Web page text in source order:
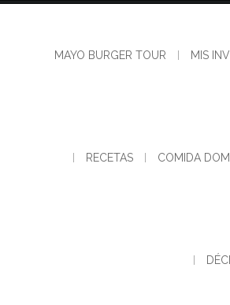
MAYO BURGER TOUR MIS
RECETAS COMIDA